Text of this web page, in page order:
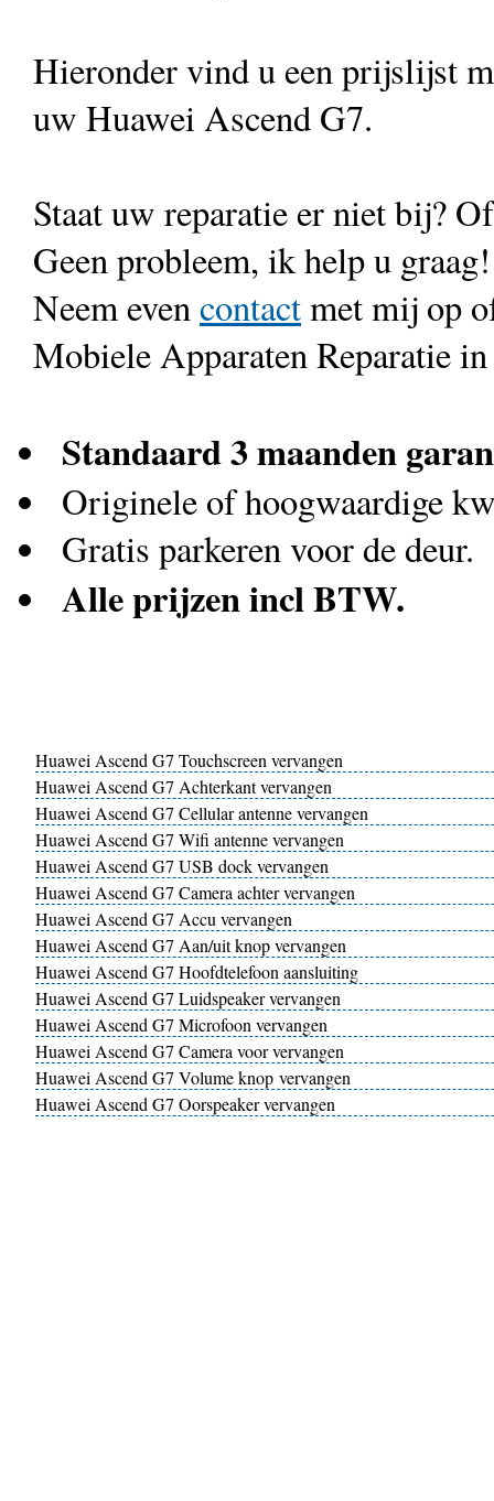
Hieronder vind u een prijslijst
uw Huawei Ascend G7.
Staat uw reparatie er niet bij?
Geen probleem, ik help u graag!
Neem evencontactmet mij op
Mobiele Apparaten Reparatie
Standaard 3 maanden
Originele of hoogwaardige
Gratis parkeren voor de deur.
Alle prijzen incl BTW.
Huawei Ascend G7 Touchscreen vervangen
Huawei Ascend G7 Achterkant vervangen
Huawei Ascend G7 Cellular antenne vervangen
Huawei Ascend G7 Wifi antenne vervangen
Huawei Ascend G7 USB dock vervangen
Huawei Ascend G7 Camera achter vervangen
Huawei Ascend G7 Accu vervangen
Huawei Ascend G7 Aan/uit knop vervangen
Huawei Ascend G7 Hoofdtelefoon aansluiting
Huawei Ascend G7 Luidspeaker vervangen
Huawei Ascend G7 Microfoon vervangen
Huawei Ascend G7 Camera voor vervangen
Huawei Ascend G7 Volume knop vervangen
Huawei Ascend G7 Oorspeaker vervangen